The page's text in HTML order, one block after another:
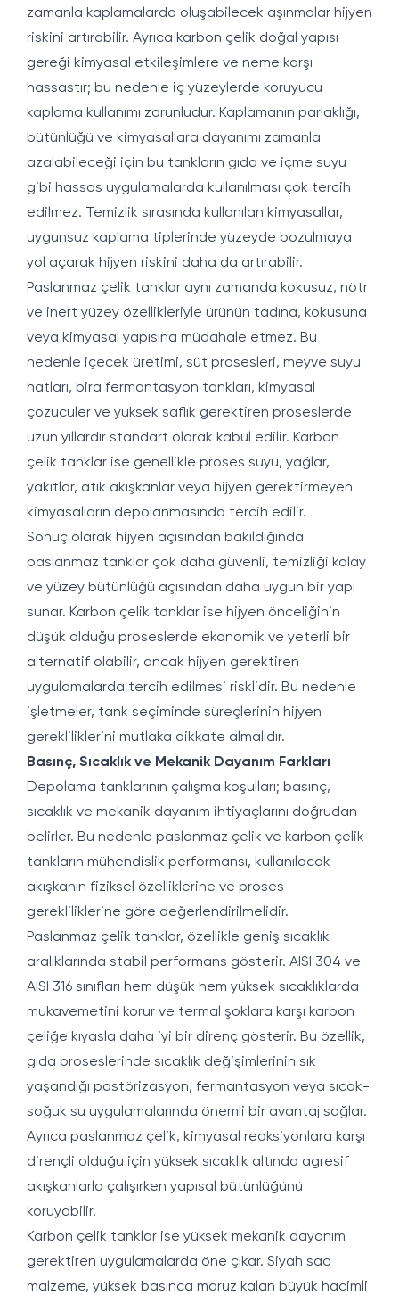
zamanla kaplamalarda oluşabilecek aşınmalar hijyen
riskini artırabilir. Ayrıca karbon çelik doğal yapısı
gereği kimyasal etkileşimlere ve neme karşı
hassastır; bu nedenle iç yüzeylerde koruyucu
kaplama kullanımı zorunludur. Kaplamanın parlaklığı,
bütünlüğü ve kimyasallara dayanımı zamanla
azalabileceği için bu tankların gıda ve içme suyu
gibi hassas uygulamalarda kullanılması çok tercih
edilmez. Temizlik sırasında kullanılan kimyasallar,
uygunsuz kaplama tiplerinde yüzeyde bozulmaya
yol açarak hijyen riskini daha da artırabilir.
Paslanmaz çelik tanklar aynı zamanda kokusuz, nötr
ve inert yüzey özellikleriyle ürünün tadına, kokusuna
veya kimyasal yapısına müdahale etmez. Bu
nedenle içecek üretimi, süt prosesleri, meyve suyu
hatları, bira fermantasyon tankları, kimyasal
çözücüler ve yüksek saflık gerektiren proseslerde
uzun yıllardır standart olarak kabul edilir. Karbon
çelik tanklar ise genellikle proses suyu, yağlar,
yakıtlar, atık akışkanlar veya hijyen gerektirmeyen
kimyasalların depolanmasında tercih edilir.
Sonuç olarak hijyen açısından bakıldığında
paslanmaz tanklar çok daha güvenli, temizliği kolay
ve yüzey bütünlüğü açısından daha uygun bir yapı
sunar. Karbon çelik tanklar ise hijyen önceliğinin
düşük olduğu proseslerde ekonomik ve yeterli bir
alternatif olabilir, ancak hijyen gerektiren
uygulamalarda tercih edilmesi risklidir. Bu nedenle
işletmeler, tank seçiminde süreçlerinin hijyen
gerekliliklerini mutlaka dikkate almalıdır.
Basınç, Sıcaklık ve Mekanik Dayanım Farkları
Depolama tanklarının çalışma koşulları; basınç,
sıcaklık ve mekanik dayanım ihtiyaçlarını doğrudan
belirler. Bu nedenle paslanmaz çelik ve karbon çelik
tankların mühendislik performansı, kullanılacak
akışkanın fiziksel özelliklerine ve proses
gerekliliklerine göre değerlendirilmelidir.
Paslanmaz çelik tanklar, özellikle geniş sıcaklık
aralıklarında stabil performans gösterir. AISI 304 ve
AISI 316 sınıfları hem düşük hem yüksek sıcaklıklarda
mukavemetini korur ve termal şoklara karşı karbon
çeliğe kıyasla daha iyi bir direnç gösterir. Bu özellik,
gıda proseslerinde sıcaklık değişimlerinin sık
yaşandığı pastörizasyon, fermantasyon veya sıcak-
soğuk su uygulamalarında önemli bir avantaj sağlar.
Ayrıca paslanmaz çelik, kimyasal reaksiyonlara karşı
dirençli olduğu için yüksek sıcaklık altında agresif
akışkanlarla çalışırken yapısal bütünlüğünü
koruyabilir.
Karbon çelik tanklar ise yüksek mekanik dayanım
gerektiren uygulamalarda öne çıkar. Siyah sac
malzeme, yüksek basınca maruz kalan büyük hacimli